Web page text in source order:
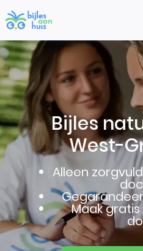
Bijles
West-
Alleen
Maak